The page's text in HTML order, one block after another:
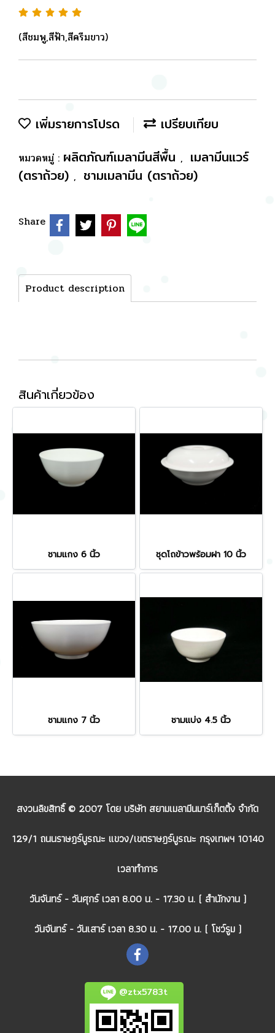
(สีชมพู,สีฟ้า,สีครีมขาว)
เพิ่มรายการโปรด เปรียบเทียบ
หมวดหมู่ : ผลิตภัณฑ์เมลามีนสีพื้น , เมลามีนแวร์
(ตราถ้วย) , ชามเมลามีน (ตราถ้วย)
Share
Product description
สินค้าเกี่ยวข้อง
ชามแกง 6 นิ้ว ชุดโถข้าวพร้อมฝา 10 นิ้ว
ชามแกง 7 นิ้ว ชามแบ่ง 4.5 นิ้ว
สงวนลิขสิทธิ์ © 2007 โดย บริษัท สยามเมลามีนมาร์เก็ตติ้ง จำกัด
129/1 ถนนราษฎร์บูรณะ แขวง/เขตราษฎร์บูรณะ กรุงเทพฯ 10140
เวลาทำการ
วันจันทร์ - วันศุกร์ เวลา 8.00 น. - 17.30 น. ( สำนักงาน )
วันจันทร์ - วันเสาร์ เวลา 8.30 น. - 17.00 น. ( โชว์รูม )
@ztx5783t